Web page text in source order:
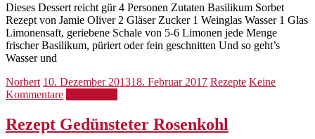
Dieses Dessert reicht gür 4 Personen Zutaten Basilikum Sorbet
Rezept von Jamie Oliver 2 Gläser Zucker 1 Weinglas Wasser 1 Glas
Limonensaft, geriebene Schale von 5-6 Limonen jede Menge
frischer Basilikum, püriert oder fein geschnitten Und so geht’s
Wasser und
Norbert 10. Dezember 201318. Februar 2017 Rezepte Keine
Kommentare
Rezept Gedünsteter Rosenkohl